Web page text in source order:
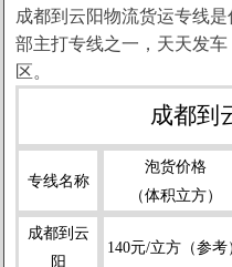
成都到云阳物流货运专线
部主打专线之一，天天发
区。
成都到
专线名称
泡货价格
（体积立方）
成都到云
阳
140元/立方（参考